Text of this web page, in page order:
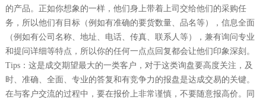
的产品。正如你想象的一样，他们身上带着上司交给他们的采购任
务，所以他们有目标（例如有准确的要货数量、品名等），信息全面
（例如有公司名称、地址、电话、传真、联系人等），兼有询问专业
和提问详细等特点，所以你的任何一点点回复都会让他们印象深刻。
Tips：这是成交期望最大的一类客户，对于这类询盘要高度关注，及
时、准确、全面、专业的答复和有竞争力的报盘是达成交易的关键。
在与客户交流的过程中，要在报价上非常谨慎，不要随意报高价。同